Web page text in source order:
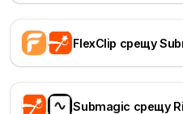
FlexClip срещу
Submagic срещу